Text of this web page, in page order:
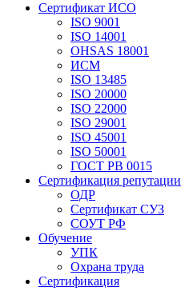
Сертификат ИСО
ISO 9001
ISO 14001
OHSAS 18001
ИСМ
ISO 13485
ISO 20000
ISO 22000
ISO 29001
ISO 45001
ISO 50001
ГОСТ РВ 0015
Сертификация репутации
ОДР
Сертификат СУЗ
СОУТ РФ
Обучение
УПК
Охрана труда
Сертификация